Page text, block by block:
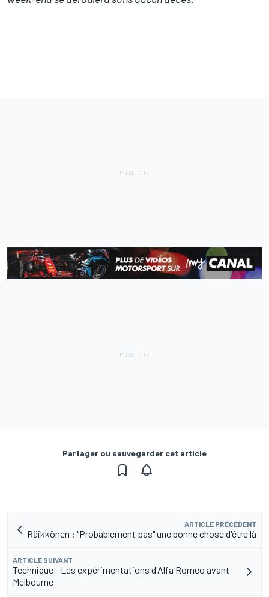
Partager ou sauvegarder cet article
ARTICLE PRÉCÉDENT
Räikkönen : "Probablement pas" une bonne chose d'être là
ARTICLE SUIVANT
Technique - Les expérimentations d'Alfa Romeo avant
Melbourne